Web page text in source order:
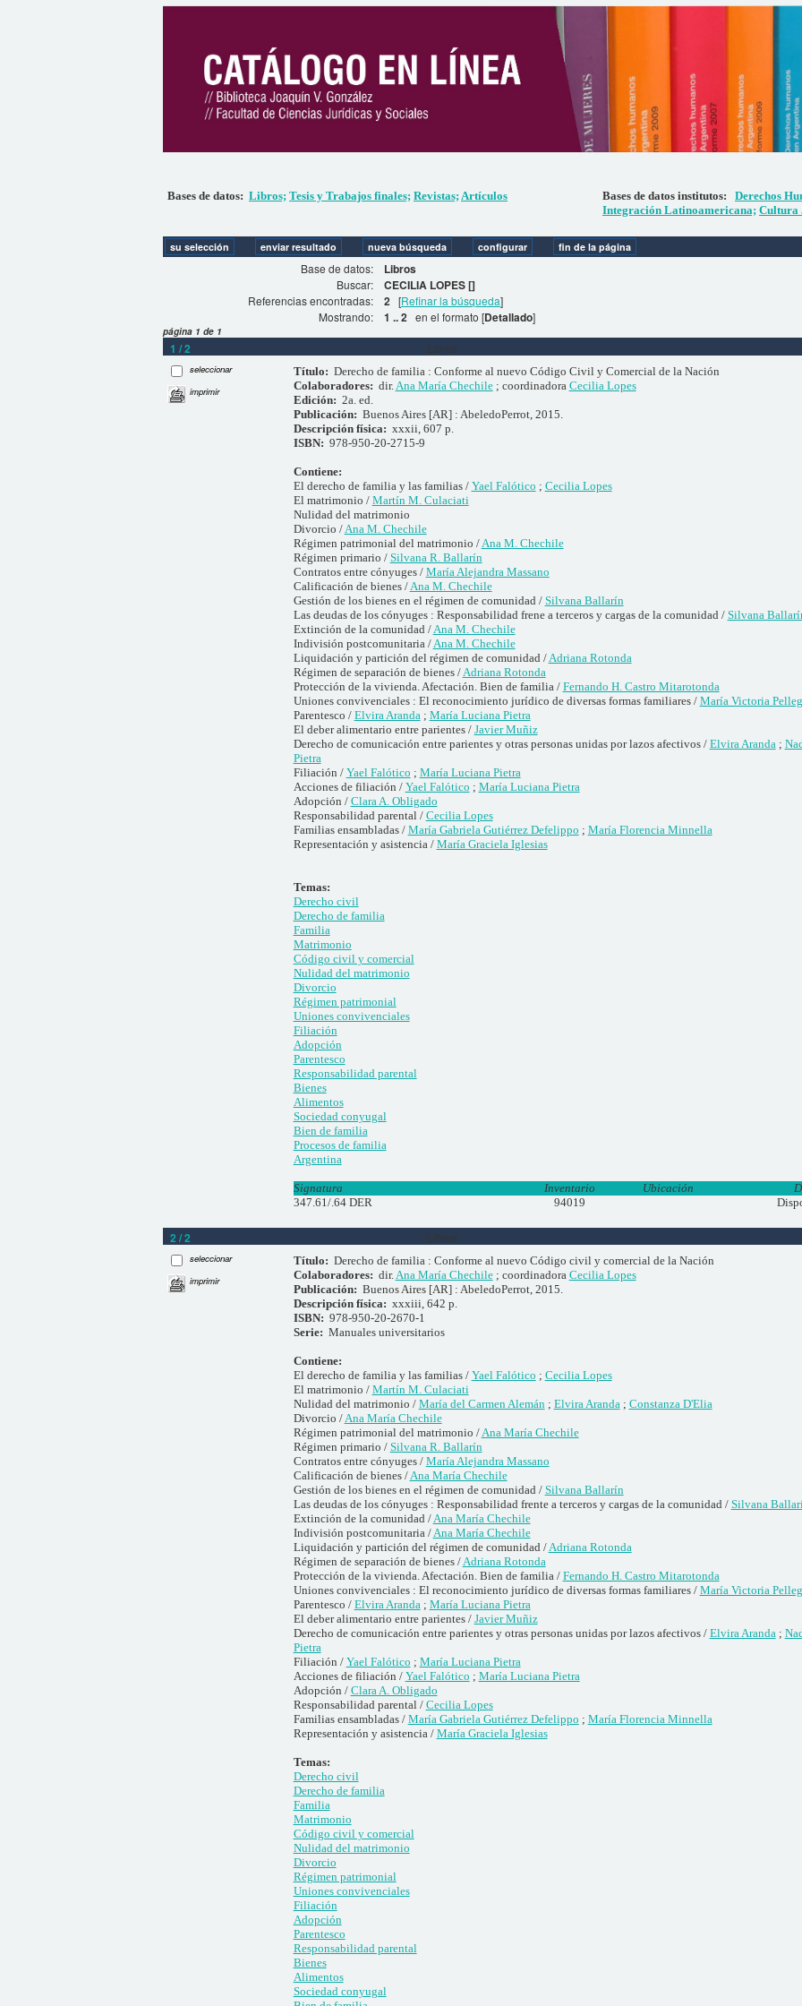
Bases de datos: Libros; Tesis y Trabajos finales; Revistas;Artículos Bases de datos institutos: Derechos
Integración Latinoamericana; Cultura
Base de datos: Libros
Buscar: CECILIA LOPES []
Referencias encontradas: 2 [Refinar la búsqueda]
Mostrando:
1 .. 2 en el formato [Detallado]
página 1 de 1
1 / 2 Libros
seleccionar
imprimir
Título: Derecho de familia : Conforme al nuevo Código Civil y Comercial de la Nación
Colaboradores: dir. Ana María Chechile; coordinadora Cecilia Lopes
Edición: 2a. ed.
Publicación: Buenos Aires [AR] : AbeledoPerrot, 2015.
Descripción física: xxxii, 607 p.
ISBN: 978-950-20-2715-9
Contiene:
El derecho de familia y las familias / Yael Falótico ; Cecilia Lopes
El matrimonio / Martín M. Culaciati
Nulidad del matrimonio
Divorcio / Ana M. Chechile
Régimen patrimonial del matrimonio / Ana M. Chechile
Régimen primario / Silvana R. Ballarín
Contratos entre cónyuges / María Alejandra Massano
Calificación de bienes / Ana M. Chechile
Gestión de los bienes en el régimen de comunidad / Silvana Ballarín
Las deudas de los cónyuges : Responsabilidad frene a terceros y cargas de la comunidad / Silvana
Extinción de la comunidad / Ana M. Chechile
Indivisión postcomunitaria / Ana M. Chechile
Liquidación y partición del régimen de comunidad / Adriana Rotonda
Régimen de separación de bienes / Adriana Rotonda
Protección de la vivienda. Afectación. Bien de familia / Fernando H. Castro Mitarotonda
Uniones convivenciales : El reconocimiento jurídico de diversas formas familiares / María Victoria
Parentesco / Elvira Aranda ; María Luciana Pietra
El deber alimentario entre parientes / Javier Muñiz
Derecho de comunicación entre parientes y otras personas unidas por lazos afectivos / Elvira Aranda ;
Pietra
Filiación / Yael Falótico ; María Luciana Pietra
Acciones de filiación / Yael Falótico ; María Luciana Pietra
Adopción / Clara A. Obligado
Responsabilidad parental / Cecilia Lopes
Familias ensambladas / María Gabriela Gutiérrez Defelippo ; María Florencia Minnella
Representación y asistencia / María Graciela Iglesias
Temas:
Derecho civil
Derecho de familia
Familia
Matrimonio
Código civil y comercial
Nulidad del matrimonio
Divorcio
Régimen patrimonial
Uniones convivenciales
Filiación
Adopción
Parentesco
Responsabilidad parental
Bienes
Alimentos
Sociedad conyugal
Bien de familia
Procesos de familia
Argentina
Signatura Inventario Ubicación
347.61/.64 DER
94019
2 / 2 Libros
seleccionar
imprimir
Título: Derecho de familia : Conforme al nuevo Código civil y comercial de la Nación
Colaboradores: dir.Ana María Chechile; coordinadora Cecilia Lopes
Publicación: Buenos Aires [AR] : AbeledoPerrot, 2015.
Descripción física: xxxiii, 642 p.
ISBN: 978-950-20-2670-1
Serie: Manuales universitarios
Contiene:
El derecho de familia y las familias / Yael Falótico ; Cecilia Lopes
El matrimonio / Martín M. Culaciati
Nulidad del matrimonio / María del Carmen Alemán; Elvira Aranda; Constanza D'Elia
Divorcio /Ana María Chechile
Régimen patrimonial del matrimonio /Ana María Chechile
Régimen primario / Silvana R. Ballarín
Contratos entre cónyuges / María Alejandra Massano
Calificación de bienes /Ana María Chechile
Gestión de los bienes en el régimen de comunidad / Silvana Ballarín
Las deudas de los cónyuges : Responsabilidad frente a terceros y cargas de la comunidad / Silvana
Extinción de la comunidad /Ana María Chechile
Indivisión postcomunitaria /Ana María Chechile
Liquidación y partición del régimen de comunidad /Adriana Rotonda
Régimen de separación de bienes /Adriana Rotonda
Protección de la vivienda. Afectación. Bien de familia / Fernando H. Castro Mitarotonda
Uniones convivenciales : El reconocimiento jurídico de diversas formas familiares / María Victoria
Parentesco / Elvira Aranda; María Luciana Pietra
El deber alimentario entre parientes / Javier Muñiz
Derecho de comunicación entre parientes y otras personas unidas por lazos afectivos / Elvira Aranda;
Pietra
Filiación / Yael Falótico ; María Luciana Pietra
Acciones de filiación / Yael Falótico ; María Luciana Pietra
Adopción / Clara A. Obligado
Responsabilidad parental / Cecilia Lopes
Familias ensambladas / María Gabriela Gutiérrez Defelippo ; María Florencia Minnella
Representación y asistencia / María Graciela Iglesias
Temas:
Derecho civil
Derecho de familia
Familia
Matrimonio
Código civil y comercial
Nulidad del matrimonio
Divorcio
Régimen patrimonial
Uniones convivenciales
Filiación
Adopción
Parentesco
Responsabilidad parental
Bienes
Alimentos
Sociedad conyugal